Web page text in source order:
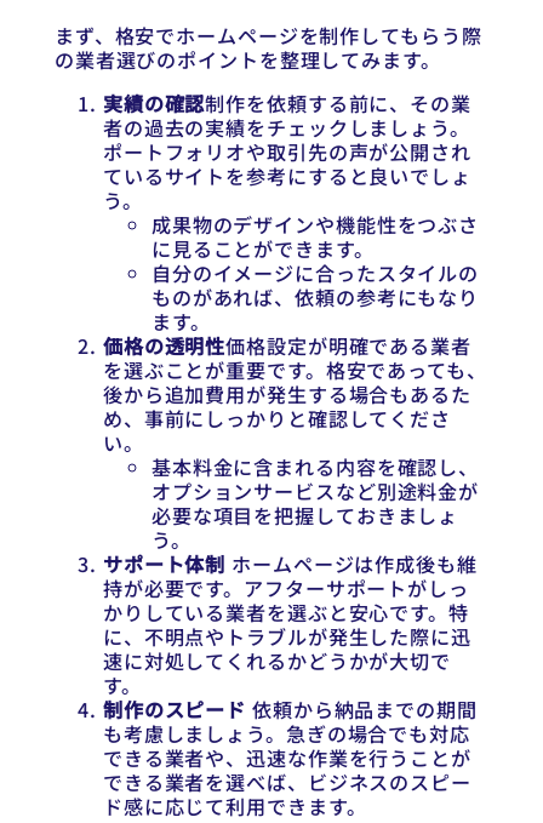
まず、格安でホームページを制作してもらう際
の業者選びのポイントを整理してみます。
実績の確認制作を依頼する前に、その業
者の過去の実績をチェックしましょう。
ポートフォリオや取引先の声が公開され
ているサイトを参考にすると良いでしょ
う。
成果物のデザインや機能性をつぶさ
に見ることができます。
自分のイメージに合ったスタイルの
ものがあれば、依頼の参考にもなり
ます。
価格の透明性価格設定が明確である業者
を選ぶことが重要です。格安であっても、
後から追加費用が発生する場合もあるた
め、事前にしっかりと確認してくださ
い。
基本料金に含まれる内容を確認し、
オプションサービスなど別途料金が
必要な項目を把握しておきましょ
う。
サポート体制 ホームページは作成後も維
持が必要です。アフターサポートがしっ
かりしている業者を選ぶと安心です。特
に、不明点やトラブルが発生した際に迅
速に対処してくれるかどうかが大切で
す。
制作のスピード 依頼から納品までの期間
も考慮しましょう。急ぎの場合でも対応
できる業者や、迅速な作業を行うことが
できる業者を選べば、ビジネスのスピー
ド感に応じて利用できます。